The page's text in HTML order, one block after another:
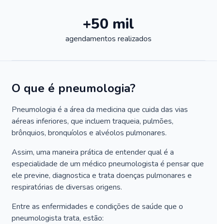
+50 mil
agendamentos realizados
O que é pneumologia?
Pneumologia é a área da medicina que cuida das vias
aéreas inferiores, que incluem traqueia, pulmões,
brônquios, bronquíolos e alvéolos pulmonares.
Assim, uma maneira prática de entender qual é a
especialidade de um médico pneumologista é pensar que
ele previne, diagnostica e trata doenças pulmonares e
respiratórias de diversas origens.
Entre as enfermidades e condições de saúde que o
pneumologista trata, estão: